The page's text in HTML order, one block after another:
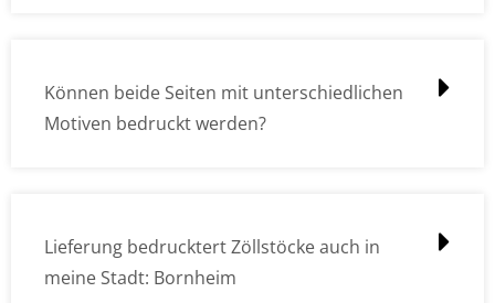
Können beide Seiten mit unterschiedlichen
Motiven bedruckt werden?
Lieferung bedrucktert Zöllstöcke auch in
meine Stadt: Bornheim